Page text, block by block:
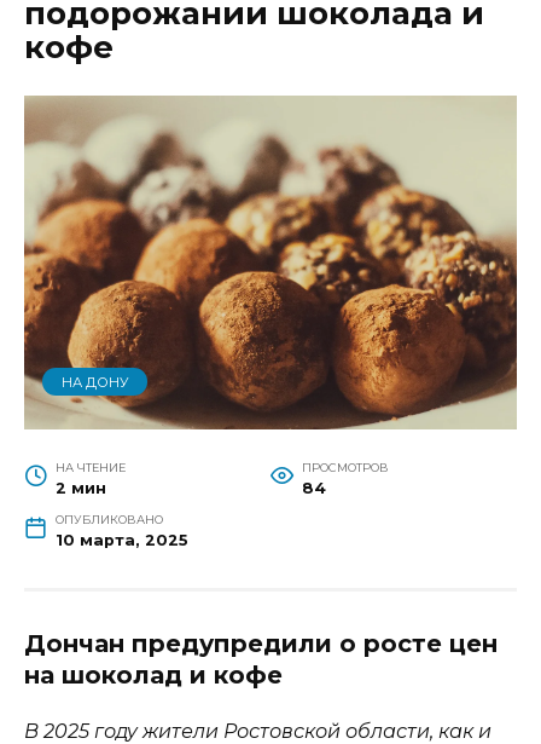
подорожании шоколада и
кофе
НА ДОНУ
НА ЧТЕНИЕ
2 мин
ПРОСМОТРОВ
84
ОПУБЛИКОВАНО
10 марта, 2025
Дончан предупредили о росте цен
на шоколад и кофе
В 2025 году жители Ростовской области, как и